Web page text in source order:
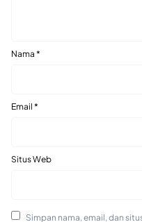
Nama *
Email *
Situs Web
Simpan nama, email, dan